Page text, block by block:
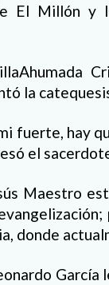
El Millón y
la
fuerte, hay
el
Maestro
donde
García